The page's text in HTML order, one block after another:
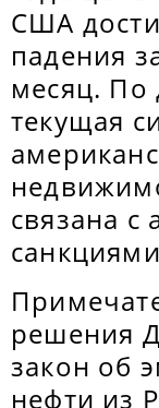
США
падения
месяц.
текущая
связана с
решения
закон об
нефти из